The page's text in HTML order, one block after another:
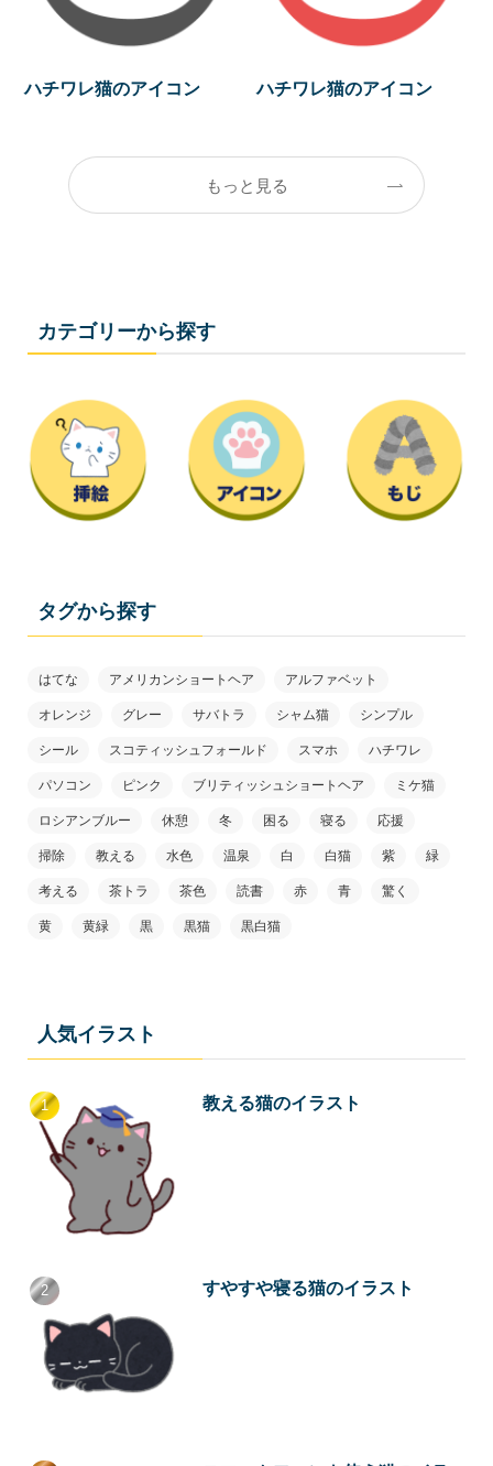
ハチワレ猫のアイコン ハチワレ猫のアイコン
もっと見る
カテゴリーから探す
タグから探す
はてな アメリカンショートヘア アルファベット
オレンジ グレー サバトラ シャム猫 シンプル
シール スコティッシュフォールド スマホ ハチワレ
パソコン ピンク ブリティッシュショートヘア ミケ猫
ロシアンブルー 休憩 冬 困る 寝る 応援
掃除 教える 水色 温泉 白 白猫 紫 緑
考える 茶トラ 茶色 読書 赤 青 驚く
黄 黄緑 黒 黒猫 黒白猫
人気イラスト
教える猫のイラスト
すやすや寝る猫のイラスト